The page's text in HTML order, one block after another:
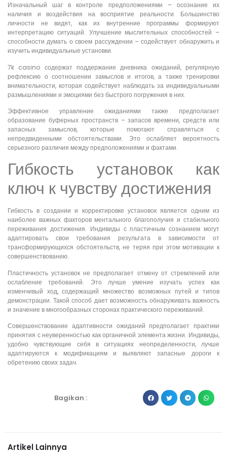
Изначальный шаг в контроле предположениями – осознание их
наличия и воздействия на восприятие реальности. Большинство
личности не видят, как их внутренние программы формируют
интерпретацию ситуаций. Улучшение мыслительных способностей –
способности думать о своем рассуждении – содействует обнаружить и
изучить индивидуальные установки.
7k casino содержат поддержание дневника ожиданий, регулярную
рефлексию о соотношении замыслов и итогов, а также тренировки
внимательности, которая содействует наблюдать за индивидуальными
размышлениями и эмоциями без быстрого погружения в них.
Эффективное управление ожиданиями также предполагает
образование буферных пространств – запасов времени, средств или
запасных замыслов, которые помогают справляться с
непредвиденными обстоятельствами. Это ослабляет вероятность
серьезного различия между предположениями и фактами.
Гибкость установок как
ключ к чувству достижения
Гибкость в создании и корректировке установок является одним из
наиболее важных факторов ментального благополучия и стабильного
переживания достижения. Индивиды с пластичным сознанием могут
адаптировать свои требования результата в зависимости от
трансформирующихся обстоятельств, не теряя при этом мотивации к
совершенствованию.
Пластичность установок не предполагает отмену от стремлений или
ослабление требований. Это лучше умение изучать успех как
изменчивый ход, содержащий множество возможных путей и типов
демонстрации. Такой способ дает возможность обнаруживать важность
и значение в многообразных сторонах практического переживаний.
Совершенствование адаптивности ожиданий предполагает практики
принятия с неуверенностью как органичной элемента жизни. Индивиды,
удобно чувствующие себя в ситуациях неопределенности, лучше
адаптируются к модификациям и выявляют запасные дороги к
обретению своих задач.
Bagikan :
Artikel Lainnya